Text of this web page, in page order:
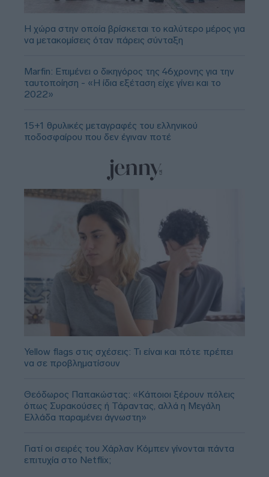
Η χώρα στην οποία βρίσκεται το καλύτερο μέρος για
να μετακομίσεις όταν πάρεις σύνταξη
Marfin: Επιμένει ο δικηγόρος της 46χρονης για την
ταυτοποίηση - «Η ίδια εξέταση είχε γίνει και το
2022»
15+1 θρυλικές μεταγραφές του ελληνικού
ποδοσφαίρου που δεν έγιναν ποτέ
Yellow flags στις σχέσεις: Τι είναι και πότε πρέπει
να σε προβληματίσουν
Θεόδωρος Παπακώστας: «Κάποιοι ξέρουν πόλεις
όπως Συρακούσες ή Τάραντας, αλλά η Μεγάλη
Ελλάδα παραμένει άγνωστη»
Γιατί οι σειρές του Χάρλαν Κόμπεν γίνονται πάντα
επιτυχία στο Netflix;